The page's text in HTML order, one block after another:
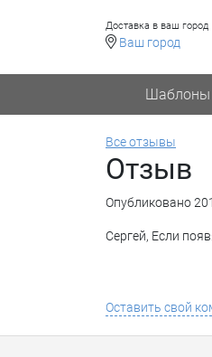
Доставка в ваш город
Ваш город
Шаблоны
Все отзывы
Отзыв
Опубликовано
Сергей, Если
Оставить свой